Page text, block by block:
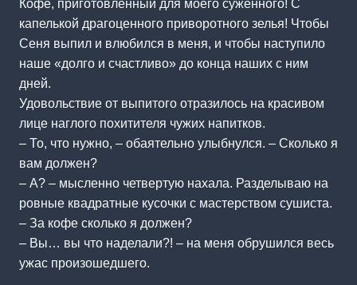
Кофе, приготовленный для моего суженного! С
капелькой драгоценного приворотного зелья! Чтобы
Сеня выпил и влюбился в меня, и чтобы наступило
наше «долго и счастливо» до конца наших с ним
дней.
Удовольствие от выпитого отразилось на красивом
лице наглого похитителя чужих напитков.
– То, что нужно, – обаятельно улыбнулся. – Сколько я
вам должен?
– А? – мысленно четвертую нахала. Разделываю на
ровные квадратные кусочки с мастерством сушиста.
– За кофе сколько я должен?
– Вы… вы что наделали?! – на меня обрушился весь
ужас произошедшего.